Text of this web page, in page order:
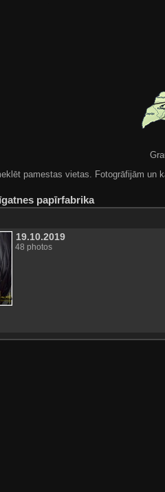
pamestas vietas. Fotogrāfijām
papīrfabrika
19.10.2019
48 photos